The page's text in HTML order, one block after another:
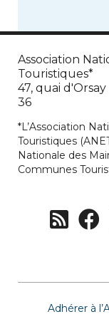
Association
Touristiques*
47, quai d'Orsay
36
*L’Association
Touristiques
Nationale des
Communes
Adhérer à